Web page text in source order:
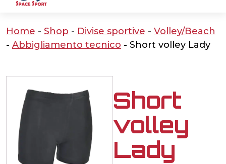
Home - Shop - Divise sportive - Volley/Beach
- Abbigliamento tecnico - Short volley Lady
Short
volley
Lady